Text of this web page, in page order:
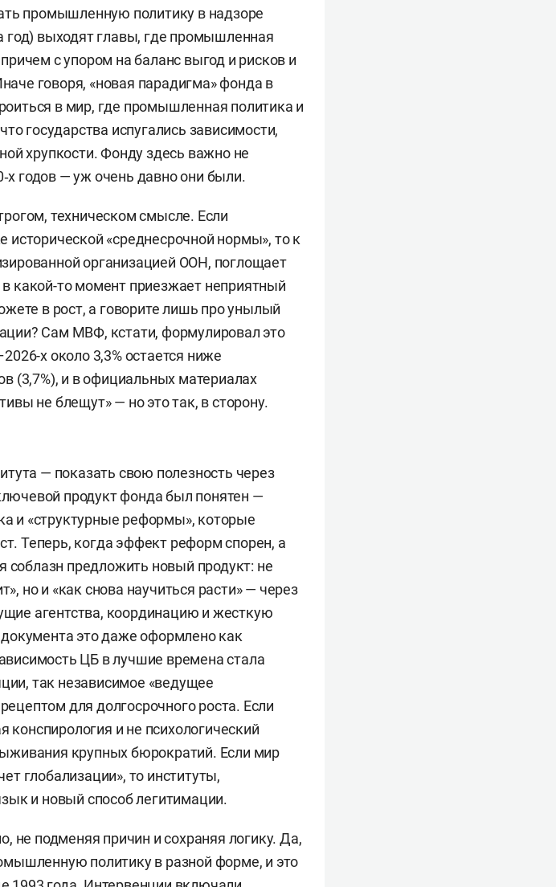
промышленную политику в надзоре
год) выходят главы, где промышленная
с упором на баланс выгод и рисков и
говоря, «новая парадигма» фонда в
в мир, где промышленная политика и
государства испугались зависимости,
хрупкости. Фонду здесь важно не
годов — уж очень давно они были.
техническом смысле. Если
исторической «среднесрочной нормы», то к
организацией ООН, поглощает
какой-то момент приезжает неприятный
в рост, а говорите лишь про унылый
Сам МВФ, кстати, формулировал это
х около 3,3% остается ниже
(3,7%), и в официальных материалах
не блещут» — но это так, в сторону.
— показать свою полезность через
продукт фонда был понятен —
и «структурные реформы», которые
Теперь, когда эффект реформ спорен, а
соблазн предложить новый продукт: не
но и «как снова научиться расти» — через
агентства, координацию и жесткую
это даже оформлено как
ЦБ в лучшие времена стала
так независимое «ведущее
для долгосрочного роста. Если
конспирология и не психологический
крупных бюрократий. Если мир
глобализации», то институты,
и новый способ легитимации.
не подменяя причин и сохраняя логику. Да,
политику в разной форме, и это